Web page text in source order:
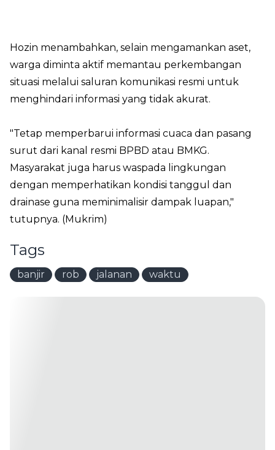
Hozin menambahkan, selain mengamankan aset,
warga diminta aktif memantau perkembangan
situasi melalui saluran komunikasi resmi untuk
menghindari informasi yang tidak akurat.
"Tetap memperbarui informasi cuaca dan pasang
surut dari kanal resmi BPBD atau BMKG.
Masyarakat juga harus waspada lingkungan
dengan memperhatikan kondisi tanggul dan
drainase guna meminimalisir dampak luapan,"
tutupnya. (Mukrim)
Tags
banjir rob jalanan waktu